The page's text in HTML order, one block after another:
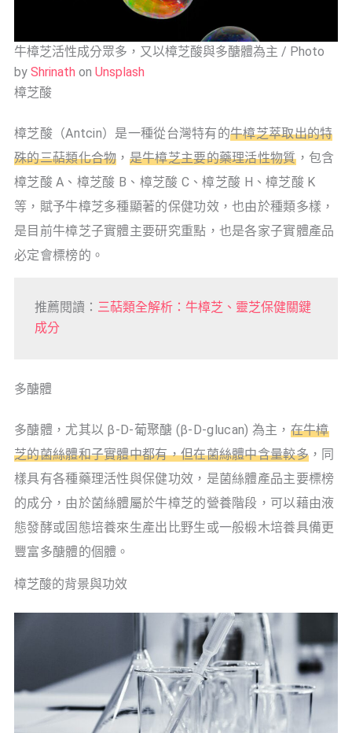
牛樟芝活性成分眾多，又以樟芝酸與多醣體為主 / Photo
by Shrinath on Unsplash
樟芝酸
樟芝酸（Antcin）是一種從台灣特有的牛樟芝萃取出的特
殊的三萜類化合物 ， 是牛樟芝主要的藥理活性物質，包含
樟芝酸 A、樟芝酸 B、樟芝酸 C、樟芝酸 H、樟芝酸 K
等，賦予牛樟芝多種顯著的保健功效，也由於種類多樣，
是目前牛樟芝子實體主要研究重點，也是各家子實體產品
必定會標榜的。
推薦閱讀： 三萜類全解析：牛樟芝、靈芝保健關鍵
成分
多醣體
多醣體，尤其以 β-D-葡聚醣 (β-D-glucan) 為主， 在牛樟
芝的菌絲體和子實體中都有，但在菌絲體中含量較多，同
樣具有各種藥理活性與保健功效，是菌絲體產品主要標榜
的成分，由於菌絲體屬於牛樟芝的營養階段，可以藉由液
態發酵或固態培養來生產出比野生或一般椴木培養具備更
豐富多醣體的個體。
樟芝酸的背景與功效